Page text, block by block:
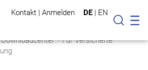
Kontakt | Anmelden DE | EN
Suche
Downloadcenter
Für Versicherte